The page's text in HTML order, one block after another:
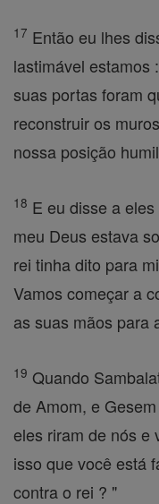
17 Então eu lhes
lastimável estamos
suas portas foram
reconstruir os
nossa posição
18 E eu disse a
meu Deus estava
rei tinha dito para
Vamos começar a
as suas mãos para
19 Quando
de Amom, e
eles riram de nós e
isso que você está
contra o rei ? "